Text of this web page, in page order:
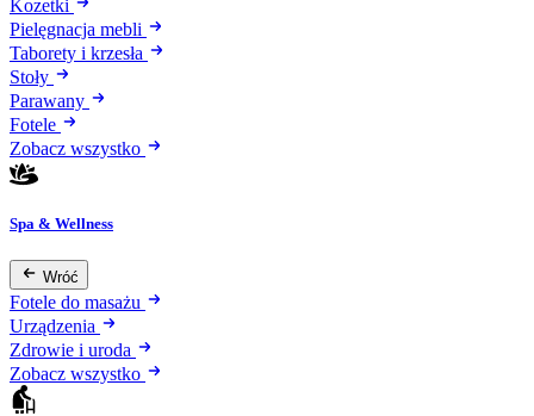
Kozetki
Pielęgnacja mebli
Taborety i krzesła
Stoły
Parawany
Fotele
Zobacz wszystko
Spa & Wellness
Wróć
Fotele do masażu
Urządzenia
Zdrowie i uroda
Zobacz wszystko